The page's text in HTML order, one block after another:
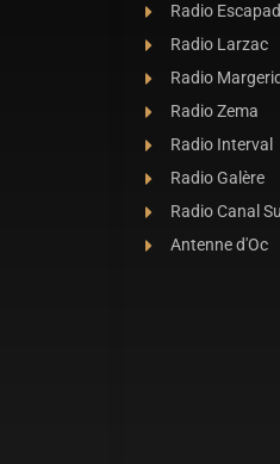
Radio
Radio Larzac
Radio
Radio Zema
Radio Interval
Radio Galère
Radio Canal
Antenne d'Oc